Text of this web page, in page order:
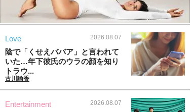
Love 2026.08.07
陰で「くせえババア」と言われて
いた…年下彼氏のウラの顔を知り
トラウ...
古川諭香
Entertainment 2026.08.07